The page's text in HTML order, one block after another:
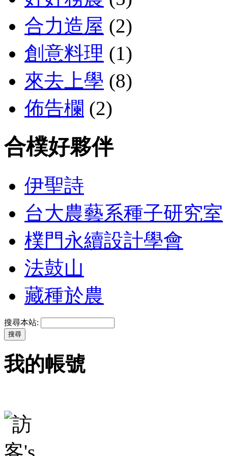
合力造屋 (2)
創意料理 (1)
來去上學 (8)
佈告欄 (2)
合樸好夥伴
伊聖詩
台大農藝系種子研究室
樸門永續設計學會
法鼓山
藏種於農
搜尋本站:
我的帳號